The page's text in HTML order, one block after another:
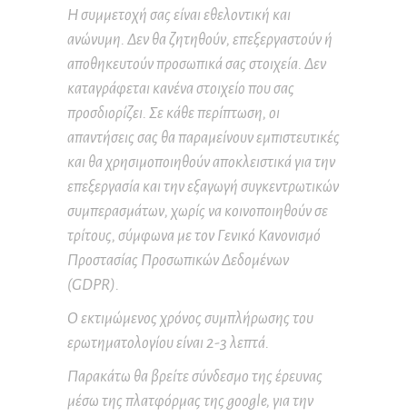
Η συμμετοχή σας είναι εθελοντική και
ανώνυμη. Δεν θα ζητηθούν, επεξεργαστούν ή
αποθηκευτούν προσωπικά σας στοιχεία. Δεν
καταγράφεται κανένα στοιχείο που σας
προσδιορίζει. Σε κάθε περίπτωση, οι
απαντήσεις σας θα παραμείνουν εμπιστευτικές
και θα χρησιμοποιηθούν αποκλειστικά για την
επεξεργασία και την εξαγωγή συγκεντρωτικών
συμπερασμάτων, χωρίς να κοινοποιηθούν σε
τρίτους, σύμφωνα με τον Γενικό Κανονισμό
Προστασίας Προσωπικών Δεδομένων
(GDPR).
Ο εκτιμώμενος χρόνος συμπλήρωσης του
ερωτηματολογίου είναι 2-3 λεπτά.
Παρακάτω θα βρείτε σύνδεσμο της έρευνας
μέσω της πλατφόρμας της google, για την